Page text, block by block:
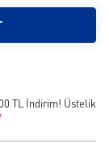
TL İndirim! Üstelik